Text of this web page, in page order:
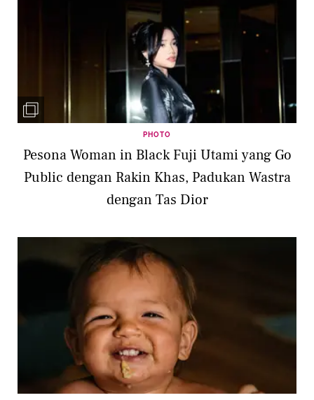
PHOTO
Pesona Woman in Black Fuji Utami yang Go
Public dengan Rakin Khas, Padukan Wastra
dengan Tas Dior